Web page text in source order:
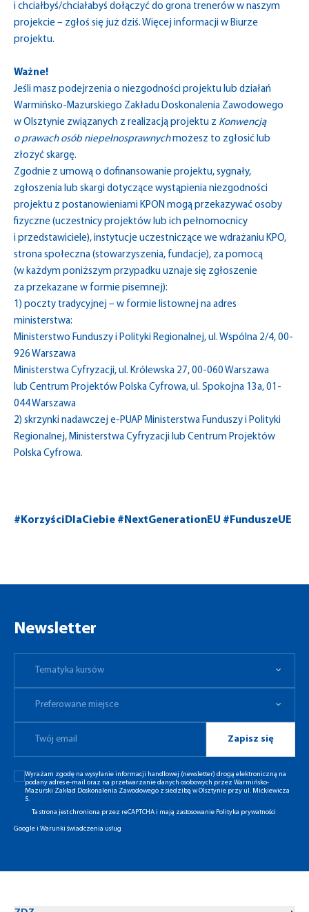
i chciałbyś/chciałabyś dołączyć do grona trenerów w naszym
projekcie – zgłoś się już dziś. Więcej informacji w Biurze
projektu.
Ważne!
Jeśli masz podejrzenia o niezgodności projektu lub działań
Warmińsko-Mazurskiego Zakładu Doskonalenia Zawodowego
w Olsztynie związanych z realizacją projektu z Konwencją
o prawach osób niepełnosprawnychmożesz to zgłosić lub
złożyć skargę.
Zgodnie z umową o dofinansowanie projektu, sygnały,
zgłoszenia lub skargi dotyczące wystąpienia niezgodności
projektu z postanowieniami KPON mogą przekazywać osoby
fizyczne (uczestnicy projektów lub ich pełnomocnicy
i przedstawiciele), instytucje uczestniczące we wdrażaniu KPO,
strona społeczna (stowarzyszenia, fundacje), za pomocą
(w każdym poniższym przypadku uznaje się zgłoszenie
za przekazane w formie pisemnej):
1) poczty tradycyjnej – w formie listownej na adres
ministerstwa:
Ministerstwo Funduszy i Polityki Regionalnej, ul. Wspólna 2/4, 00-
926 Warszawa
Ministerstwa Cyfryzacji, ul. Królewska 27, 00-060 Warszawa
lub Centrum Projektów Polska Cyfrowa, ul. Spokojna 13a, 01-
044 Warszawa
2) skrzynki nadawczej e-PUAP Ministerstwa Funduszy i Polityki
Regionalnej, Ministerstwa Cyfryzacji lub Centrum Projektów
Polska Cyfrowa.
#KorzyściDlaCiebie #NextGenerationEU #FunduszeUE
Newsletter
Tematyka kursów
Preferowane miejsce
Zapisz się
Wyrażam zgodę na wysyłanie informacji handlowej (newsletter) drogą elektroniczną na
podany adres e-mail oraz na przetwarzanie danych osobowych przez Warmińsko-
Mazurski Zakład Doskonalenia Zawodowego z siedzibą w Olsztynie przy ul. Mickiewicza
5.
Ta strona jest chroniona przez reCAPTCHA i mają zastosowanie Polityka prywatności
Googlei Warunki świadczenia usług